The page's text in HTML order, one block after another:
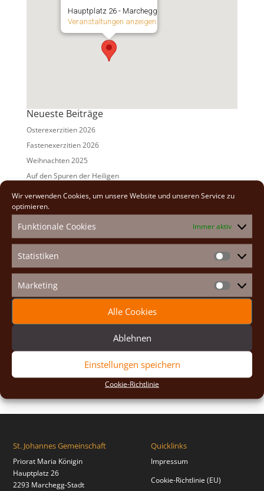
Wir verwenden Cookies, um unsere Website und unseren Service zu
optimieren.
Funktionale Cookies Immer aktiv
Statistiken
Marketing Marketing
Alle Cookies
Ablehnen
Einstellungen speichern
Cookie-Richtlinie
Hauptplatz 26 - Marchegg
Veranstaltungen anzeigen
Neueste Beiträge
Osterexerzitien 2026
Fastenexerzitien 2026
Weihnachten 2025
Auf den Spuren der Heiligen
Adventexerzitien 2025
2026(2)
2025(7)
2024(5)
2023(13)
2022(9)
2020(2)
St. Johannes Gemeinschaft
Priorat Maria Königin
Hauptplatz 26
2293 Marchegg-Stadt
Quicklinks
Impressum
Cookie-Richtlinie (EU)